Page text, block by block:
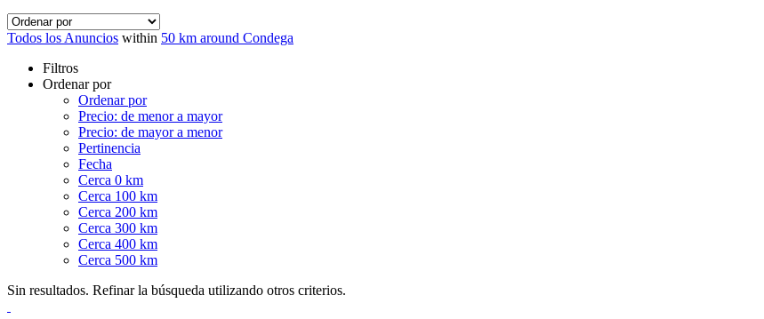
Todos los Anuncios within 50 km around Condega
Filtros
Ordenar por
Ordenar por
Precio: de menor a mayor
Precio: de mayor a menor
Pertinencia
Fecha
Cerca 0 km
Cerca 100 km
Cerca 200 km
Cerca 300 km
Cerca 400 km
Cerca 500 km
Sin resultados. Refinar la búsqueda utilizando otros criterios.